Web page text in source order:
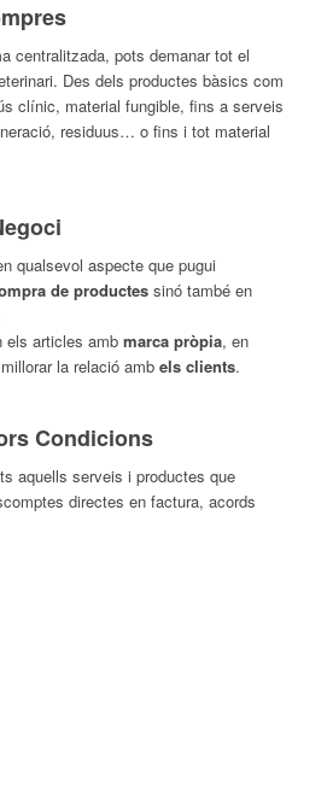
centralitzada, pots demanar tot el
Des dels productes bàsics com
clínic, material fungible, fins a serveis
residuus… o fins i tot material
qualsevol aspecte que pugui
de productes sinó també en
els articles ambmarca pròpia, en
la relació ambels clients.
Condicions
aquells serveis i productes que
directes en factura, acords